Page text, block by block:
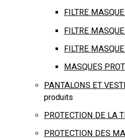
FILTRE
FILTRE
FILTRE
MASQUES
PANTALONS ET
produits
PROTECTION DE LA
PROTECTION DES